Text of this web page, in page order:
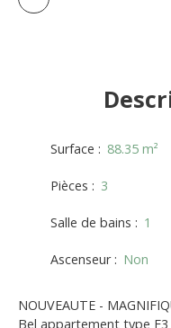
Surface : 88.35 m²
Pièces : 3
Salle de bains : 1
Ascenseur: Non
NOUVEAUTE -
Bel appartement type